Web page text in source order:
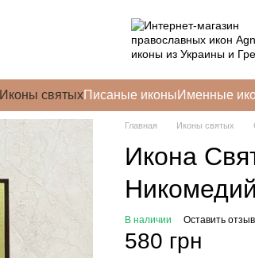
Иконы святыхПисаные иконыИменные
Главная Иконы святых
Икона
В наличии Оставить отзыв
580 грн